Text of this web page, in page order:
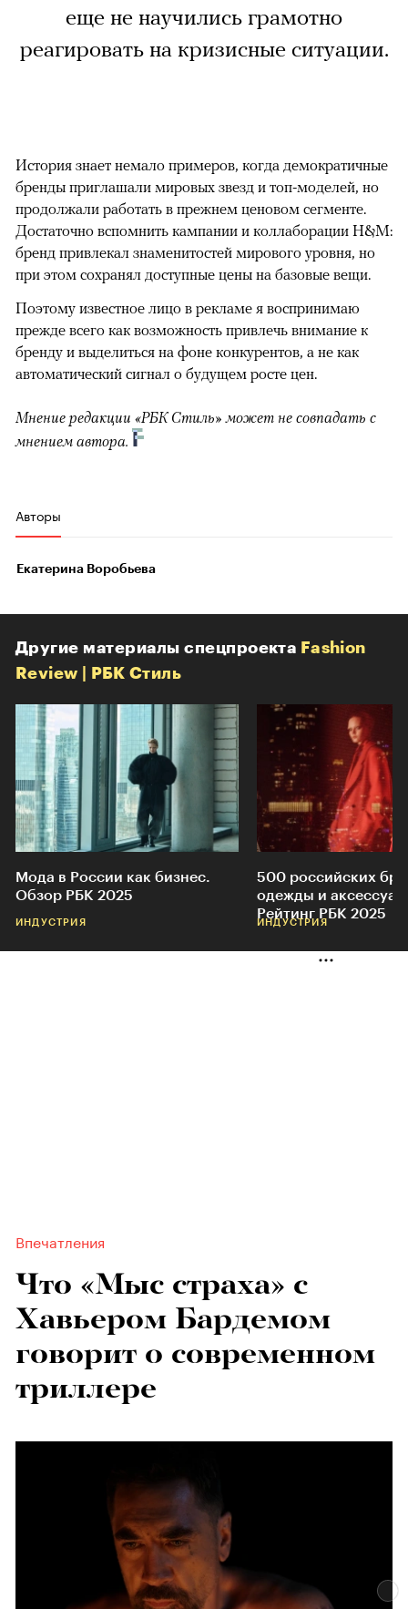
еще не научились грамотно
реагировать на кризисные ситуации.
История знает немало примеров, когда демократичные
бренды приглашали мировых звезд и топ-моделей, но
продолжали работать в прежнем ценовом сегменте.
Достаточно вспомнить кампании и коллаборации H&M:
бренд привлекал знаменитостей мирового уровня, но
при этом сохранял доступные цены на базовые вещи.
Поэтому известное лицо в рекламе я воспринимаю
прежде всего как возможность привлечь внимание к
бренду и выделиться на фоне конкурентов, а не как
автоматический сигнал о будущем росте цен.
Мнение редакции «РБК Стиль» может не совпадать с
мнением автора.
Авторы
Екатерина Воробьева
Другие материалы спецпроекта Fashion
Review | РБК Стиль
Мода в России как бизнес.
Обзор РБК 2025
ИНДУСТРИЯ
500 российских
одежды и
Рейтинг РБК 2025
ИНДУСТРИЯ
Впечатления
Что «Мыс страха» с
Хавьером Бардемом
говорит о современном
триллере